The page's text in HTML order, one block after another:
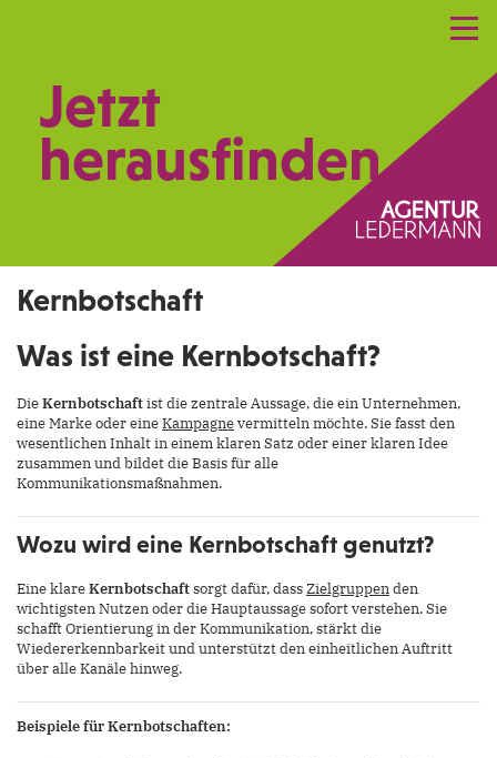
Praxismarketing
Kontakt
Jetzt
herausfinden.
Kernbotschaft
Was ist eine Kernbotschaft?
DieKernbotschaftist die zentrale Aussage, die ein Unternehmen,
eine Marke oder eineKampagnevermitteln möchte. Sie fasst den
wesentlichen Inhalt in einem klaren Satz oder einer klaren Idee
zusammen und bildet die Basis für alle
Kommunikationsmaßnahmen.
Wozu wird eine Kernbotschaft genutzt?
Eine klareKernbotschaftsorgt dafür, dassZielgruppenden
wichtigsten Nutzen oder die Hauptaussage sofort verstehen. Sie
schafft Orientierung in der Kommunikation, stärkt die
Wiedererkennbarkeit und unterstützt den einheitlichen Auftritt
über alle Kanäle hinweg.
Beispiele für Kernbotschaften: